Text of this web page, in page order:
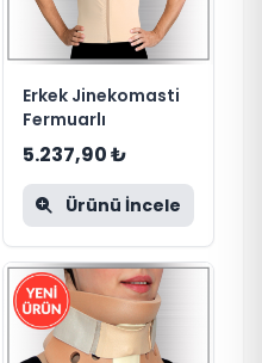
Erkek Jinekomasti
Fermuarlı
5.237,90 ₺
Ürünü İncele